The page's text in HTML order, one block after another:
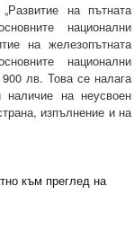
на пътната
национални
на железопътната
национални
лв. Това се налага
на неусвоен
изпълнение и на
към преглед на